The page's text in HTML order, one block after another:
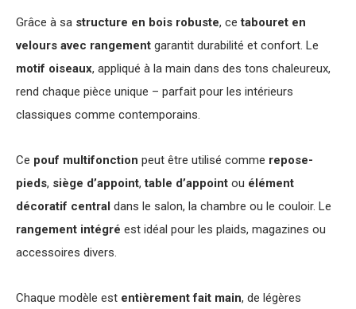
Grâce à sa structure en bois robuste, cetabouret en
velours avec rangement garantit durabilité et confort. Le
motif oiseaux, appliqué à la main dans des tons chaleureux,
rend chaque pièce unique – parfait pour les intérieurs
classiques comme contemporains.
Ce pouf multifonction peut être utilisé comme repose-
pieds, siège d’appoint,table d’appoint ou élément
décoratif central dans le salon, la chambre ou le couloir. Le
rangement intégré est idéal pour les plaids, magazines ou
accessoires divers.
Chaque modèle est entièrement fait main, de légères